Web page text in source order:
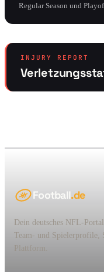
Regular Season und
INJURY REPORT
Football.de
Dein deutsches NFL-
Team- und Spielerprofile,
Plattform.